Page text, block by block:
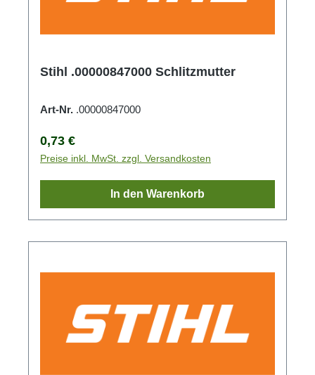
Stihl .00000847000 Schlitzmutter
Art-Nr. .00000847000
Regulärer Preis:
0,73 €
Preise inkl. MwSt. zzgl. Versandkosten
In den Warenkorb